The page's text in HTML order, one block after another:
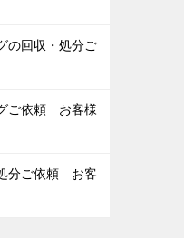
の回収・処分ご
ご依頼 お客様
分ご依頼 お客